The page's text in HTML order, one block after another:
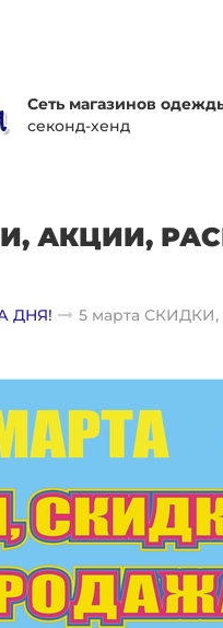
Сеть магазинов
секонд-хенд
АКЦИИ,
ДНЯ! 5 марта